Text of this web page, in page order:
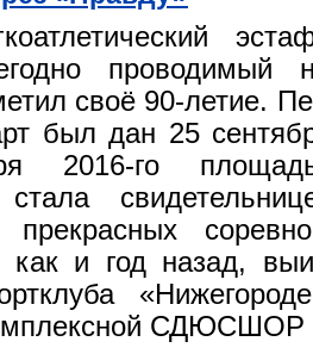
проводимый
своё 90-летие.
был дан 25
2016-го
стала
как и год назад,